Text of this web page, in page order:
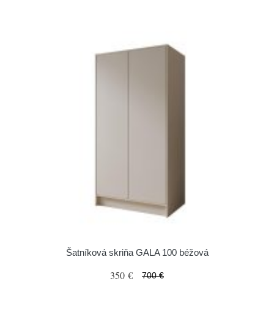
Šatníková skriňa GALA 100 béžová
350 € 700 €